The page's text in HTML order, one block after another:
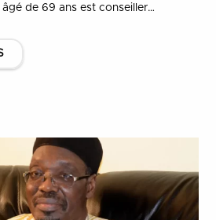
de 69 ans est conseiller…